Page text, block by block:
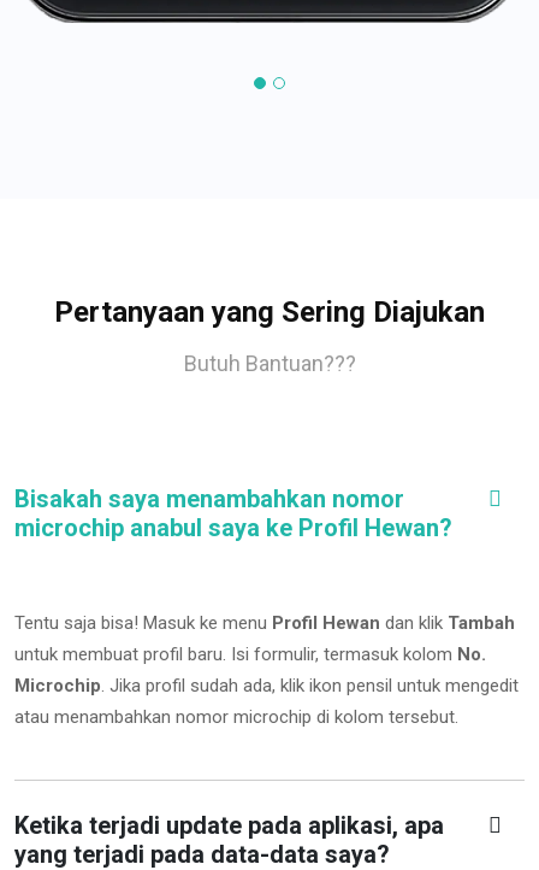
Pertanyaan yang Sering Diajukan
Butuh Bantuan???
Bisakah saya menambahkan nomor
microchip anabul saya ke Profil Hewan?
Tentu saja bisa! Masuk ke menu Profil Hewan dan klik Tambah
untuk membuat profil baru. Isi formulir, termasuk kolom No.
Microchip. Jika profil sudah ada, klik ikon pensil untuk mengedit
atau menambahkan nomor microchip di kolom tersebut.
Ketika terjadi update pada aplikasi, apa
yang terjadi pada data-data saya?